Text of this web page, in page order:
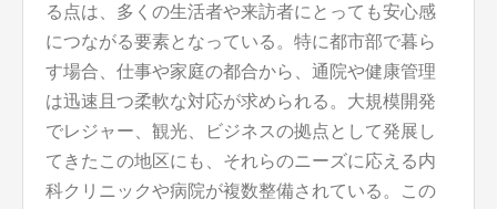
る点は、多くの生活者や来訪者にとっても安心感
につながる要素となっている。特に都市部で暮ら
す場合、仕事や家庭の都合から、通院や健康管理
は迅速且つ柔軟な対応が求められる。大規模開発
でレジャー、観光、ビジネスの拠点として発展し
てきたこの地区にも、それらのニーズに応える内
科クリニックや病院が複数整備されている。この